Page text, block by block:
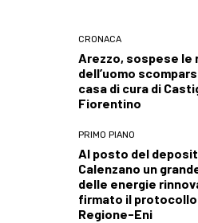
CRONACA
Arezzo, sospese le
dell’uomo
casa di cura di
Fiorentino
PRIMO PIANO
Al posto del
Calenzano un
delle energie
firmato il protocollo
Regione-Eni